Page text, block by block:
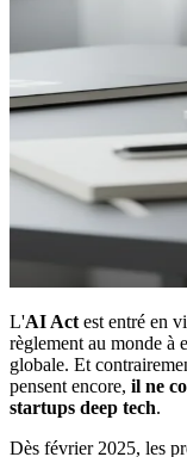
L'AI Act est entré en
règlement au monde à
globale. Et
pensent encore, il ne
startups deep tech.
Dès février 2025, les